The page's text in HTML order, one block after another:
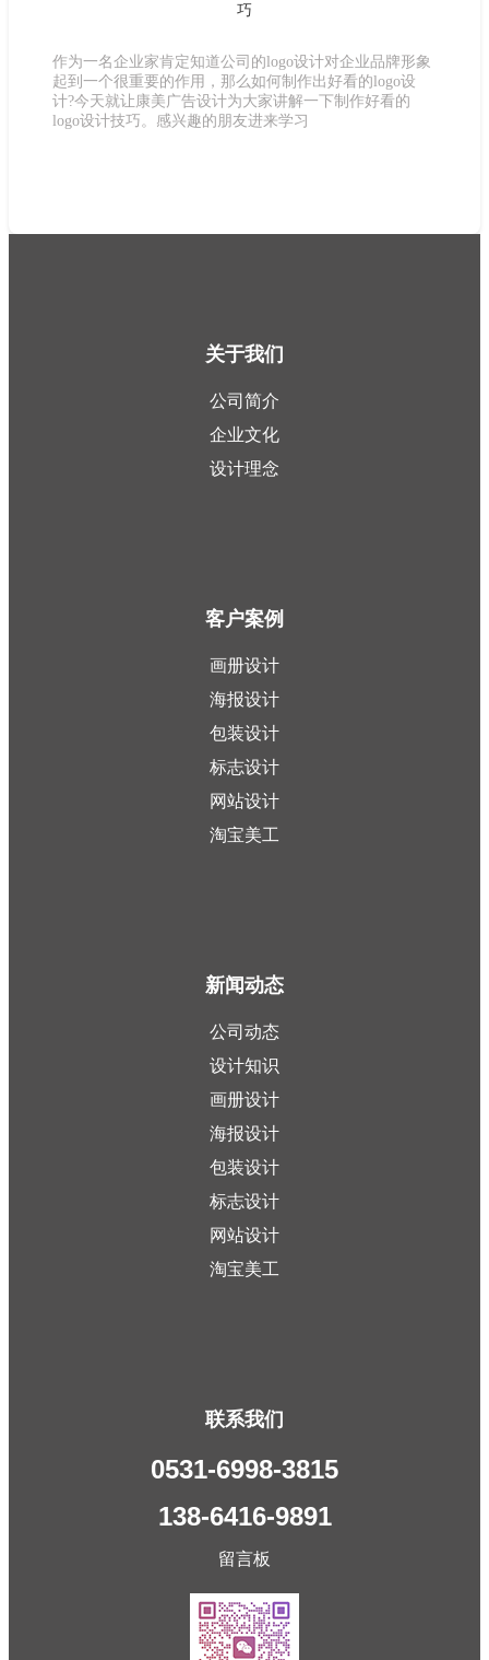
巧
作为一名企业家肯定知道公司的logo设计对企业品牌形象
起到一个很重要的作用，那么如何制作出好看的logo设
计?今天就让康美广告设计为大家讲解一下制作好看的
logo设计技巧。感兴趣的朋友进来学习
关于我们
公司简介
企业文化
设计理念
客户案例
画册设计
海报设计
包装设计
标志设计
网站设计
淘宝美工
新闻动态
公司动态
设计知识
画册设计
海报设计
包装设计
标志设计
网站设计
淘宝美工
联系我们
0531-6998-3815
138-6416-9891
留言板